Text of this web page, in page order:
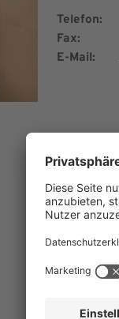
Telefon:
Fax:
E-Mail: